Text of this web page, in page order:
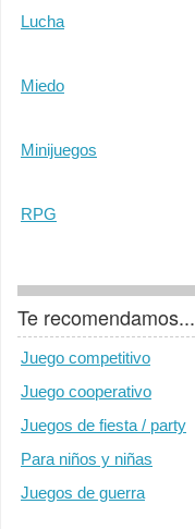
Lucha
Miedo
Minijuegos
RPG
Te recomendamos...
Juego competitivo
Juego cooperativo
Juegos de fiesta / party
Para niños y niñas
Juegos de guerra